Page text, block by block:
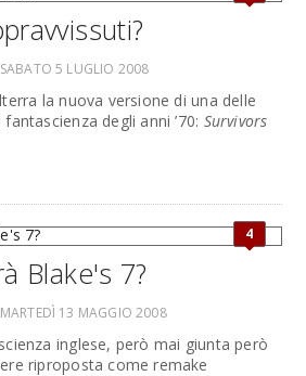
SABATO 5 LUGLIO 2008
la nuova versione di una delle
degli anni ’70: Survivors
4
Blake's 7?
MARTEDÌ 13 MAGGIO 2008
inglese, però mai giunta però
riproposta come remake